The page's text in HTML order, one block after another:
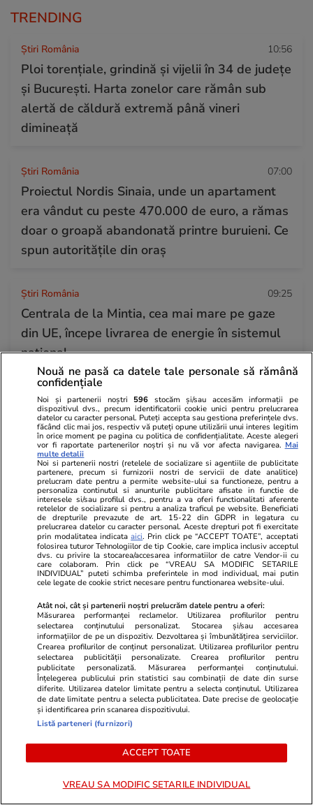
TRENDING
Știri România 10:56
Ploi torențiale, grindină și vijelii în 34 de județe
și București. Harta zonelor care rămân sub
alertă de căldură extremă până vineri
dimineață
Știri România 07:00
Proiectul Nordis Sinaia, unde un apartament
era vândut cu peste 470.000 de euro, a rămas
doar o groapă abandonată printre buruieni. Ce
spun autoritățile din oraș
Știri România 09:25
Centrala de la Mintia, cea mai mare pe gaze
din UE, începe livrarea de energie în sistemul
național
Știri România 14:57
Schimbarea la Față a Domnului 2026 – tradiții
și superstiții
Lifestyle 16:48
20 de expresii de bază în greacă
pe care să le știi în vacanță
Vacanțe și
Locul din
european
atins 4,5
Nouă ne pasă ca datele tale personale să rămână
confidențiale
Noi și partenerii noștri 596 stocăm și/sau accesăm informații pe
dispozitivul dvs., precum identificatorii cookie unici pentru prelucrarea
datelor cu caracter personal. Puteți accepta sau gestiona preferințele dvs.
făcând clic mai jos, respectiv vă puteți opune utilizării unui interes legitim
în orice moment pe pagina cu politica de confidențialitate. Aceste alegeri
vor fi raportate partenerilor noștri și nu vă vor afecta navigarea. Mai
multe detalii
Noi si partenerii nostri (retelele de socializare si agentiile de publicitate
partenere, precum si furnizorii nostri de servicii de date analitice)
prelucram date pentru a permite website-ului sa functioneze, pentru a
personaliza continutul si anunturile publicitare afisate in functie de
interesele si/sau profilul dvs., pentru a va oferi functionalitati aferente
retelelor de socializare si pentru a analiza traficul pe website. Beneficiati
de drepturile prevazute de art. 15-22 din GDPR in legatura cu
prelucrarea datelor cu caracter personal. Aceste drepturi pot fi exercitate
prin modalitatea indicataaici. Prin click pe “ACCEPT TOATE”, acceptati
folosirea tuturor Tehnologiilor de tip Cookie, care implica inclusiv acceptul
dvs. cu privire la stocarea/accesarea informatiilor de catre Vendor-ii cu
care colaboram. Prin click pe “VREAU SA MODIFIC SETARILE
INDIVIDUAL” puteti schimba preferintele in mod individual, mai putin
cele legate de cookie strict necesare pentru functionarea website-ului.
Atât noi, cât și partenerii noștri prelucrăm datele pentru a oferi:
Măsurarea performanței reclamelor. Utilizarea profilurilor pentru
selectarea conținutului personalizat. Stocarea și/sau accesarea
informațiilor de pe un dispozitiv. Dezvoltarea și îmbunătățirea serviciilor.
Crearea profilurilor de conținut personalizat. Utilizarea profilurilor pentru
selectarea publicității personalizate. Crearea profilurilor pentru
publicitate personalizată. Măsurarea performanței conținutului.
Înțelegerea publicului prin statistici sau combinații de date din surse
diferite. Utilizarea datelor limitate pentru a selecta conținutul. Utilizarea
de date limitate pentru a selecta publicitatea. Date precise de geolocație
și identificarea prin scanarea dispozitivului.
Listă parteneri (furnizori)
ACCEPT TOATE
VREAU SA MODIFIC SETARILE INDIVIDUAL